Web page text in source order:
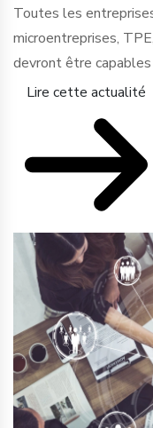
Toutes les
microentreprises,
devront être capables
Lire cette actualité